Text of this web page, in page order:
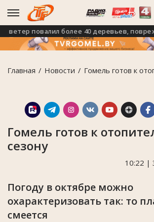
повалил более 40 деревьев,
Главная Новости Гомель готов к
Гомель готов к
сезону
10:22 |
Погоду в октябре можно
охарактеризовать так: то
смеется